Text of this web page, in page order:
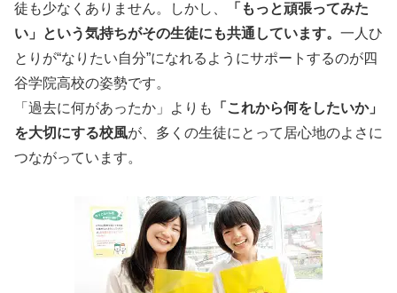
徒も少なくありません。しかし、
「もっと頑張ってみた
い」という気持ちがその生徒にも共通しています。 一人ひ
とりが“なりたい自分”になれるようにサポートするのが四
谷学院高校の姿勢です。
「過去に何があったか」よりも
「これから何をしたいか」
を大切にする校風が、多くの生徒にとって居心地のよさに
つながっています。